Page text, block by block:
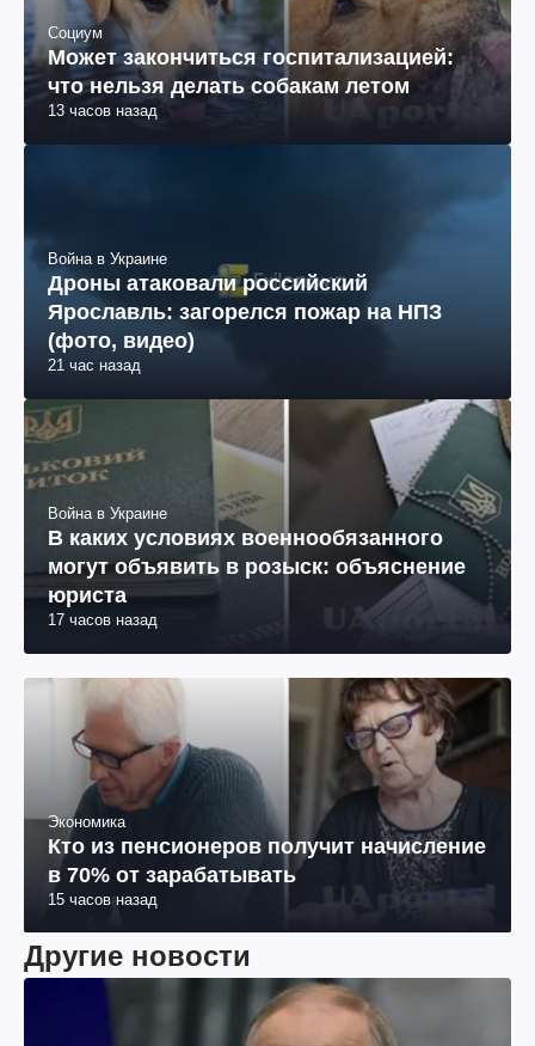
Социум
Может закончиться госпитализацией:
что нельзя делать собакам летом
13 часов назад
Война в Украине
Дроны атаковали российский
Ярославль: загорелся пожар на НПЗ
(фото, видео)
21 час назад
Война в Украине
В каких условиях военнообязанного
могут объявить в розыск: объяснение
юриста
17 часов назад
Экономика
Кто из пенсионеров получит начисление
в 70% от зарабатывать
15 часов назад
Другие новости